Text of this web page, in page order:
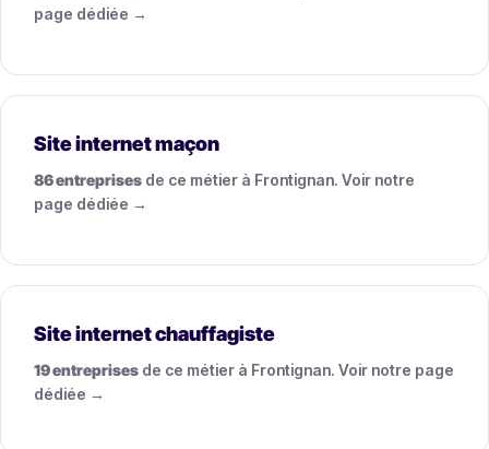
page dédiée →
Site internet maçon
86 entreprises de ce métier à Frontignan. Voir notre
page dédiée →
Site internet chauffagiste
19 entreprises de ce métier à Frontignan. Voir notre page
dédiée →